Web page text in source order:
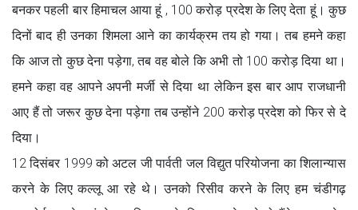
बनकर पहली बार हिमाचल आया हूं , 100 करोड़ प्रदेश के लिए देता हूं। कुछ
दिनों बाद ही उनका शिमला आने का कार्यक्रम तय हो गया। तब हमने कहा
कि आज तो कुछ देना पड़ेगा, तब वह बोले कि अभी तो 100 करोड़ दिया था।
हमने कहा वह आपने अपनी मर्जी से दिया था लेकिन इस बार आप राजधानी
आए हैं तो जरूर कुछ देना पड़ेगा तब उन्होंने 200 करोड़ प्रदेश को फिर से दे
दिया।
12 दिसंबर 1999 को अटल जी पार्वती जल विद्युत परियोजना का शिलान्यास
करने के लिए कल्लू आ रहे थे। उनको रिसीव करने के लिए हम चंडीगढ़